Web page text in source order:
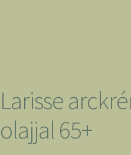
Larisse
olajjal 65+